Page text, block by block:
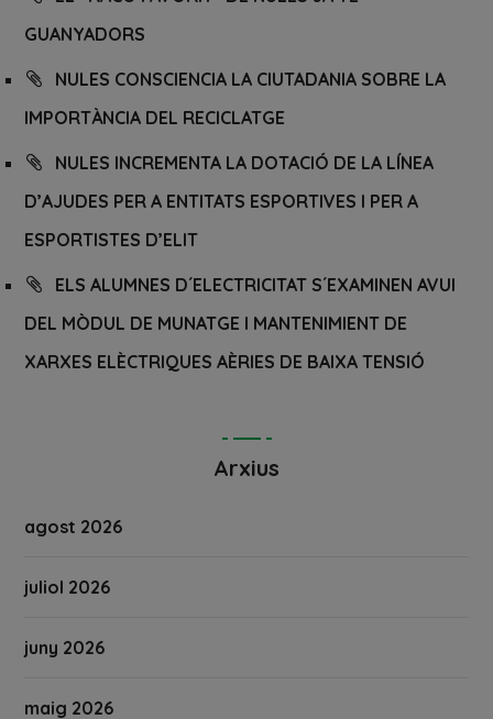
GUANYADORS
NULES CONSCIENCIA LA CIUTADANIA SOBRE LA
IMPORTÀNCIA DEL RECICLATGE
NULES INCREMENTA LA DOTACIÓ DE LA LÍNEA
D’AJUDES PER A ENTITATS ESPORTIVES I PER A
ESPORTISTES D’ELIT
ELS ALUMNES D´ELECTRICITAT S´EXAMINEN AVUI
DEL MÒDUL DE MUNATGE I MANTENIMIENT DE
XARXES ELÈCTRIQUES AÈRIES DE BAIXA TENSIÓ
Arxius
agost 2026
juliol 2026
juny 2026
maig 2026